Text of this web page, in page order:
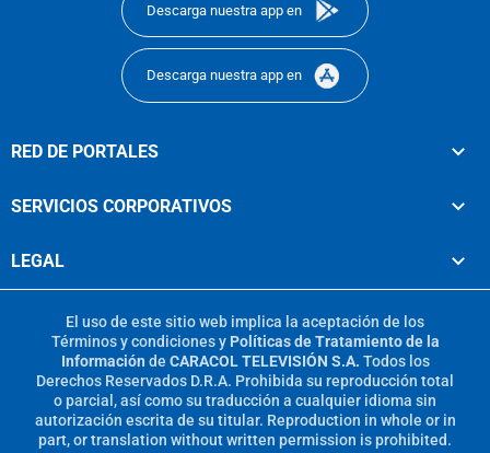
Descarga nuestra app en
Descarga nuestra app en
RED DE PORTALES
SERVICIOS CORPORATIVOS
LEGAL
El uso de este sitio web implica la aceptación de los
Términos y condicionesy Políticas de Tratamiento de la
Información de CARACOL TELEVISIÓN S.A. Todos los
Derechos Reservados D.R.A. Prohibida su reproducción total
o parcial, así como su traducción a cualquier idioma sin
autorización escrita de su titular. Reproduction in whole or in
part, or translation without written permission is prohibited.